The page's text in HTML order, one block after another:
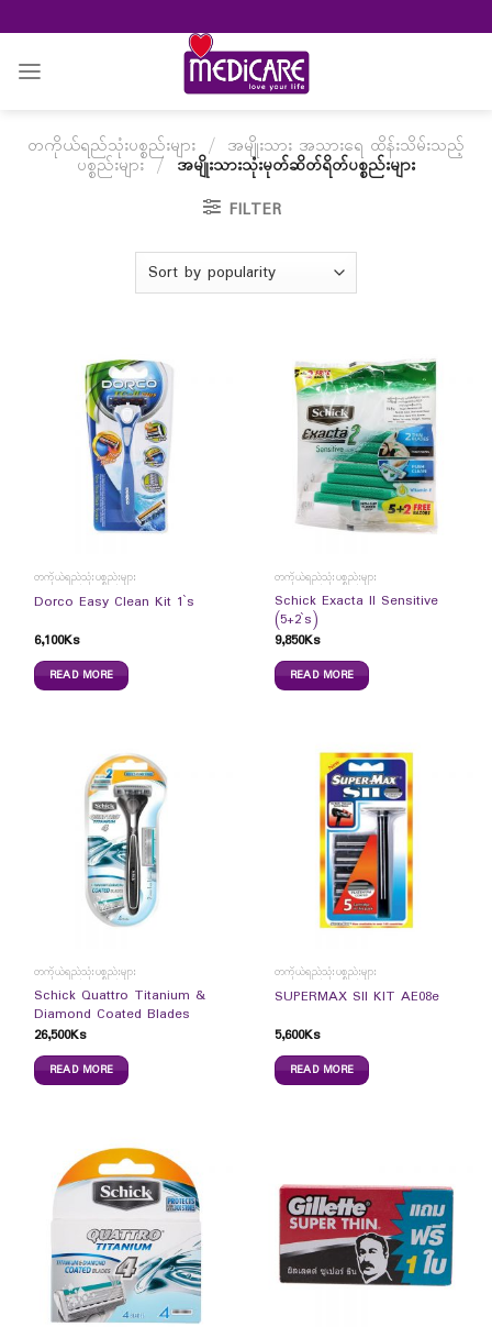
to
content
တကိုယ်ရည်သုံးပစ္စည်းများ / အမျိုးသား အသားရေ ထိန်းသိမ်းသည့်
ပစ္စည်းများ / အမျိုးသားသုံးမုတ်ဆိတ်ရိတ်ပစ္စည်းများ
FILTER
တကိုယ်ရည်သုံးပစ္စည်းများ
Dorco Easy Clean Kit 1`s
6,100Ks
READ MORE
တကိုယ်ရည်သုံးပစ္စည်းများ
Schick Exacta II Sensitive
(5+2`s)
9,850Ks
READ MORE
တကိုယ်ရည်သုံးပစ္စည်းများ
Schick Quattro Titanium &
Diamond Coated Blades
26,500Ks
READ MORE
တကိုယ်ရည်သုံးပစ္စည်းများ
SUPERMAX SII KIT AE08e
5,600Ks
READ MORE